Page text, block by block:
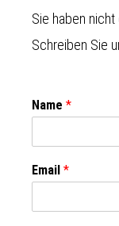
Sie haben
Schreiben Sie
Name *
Email *